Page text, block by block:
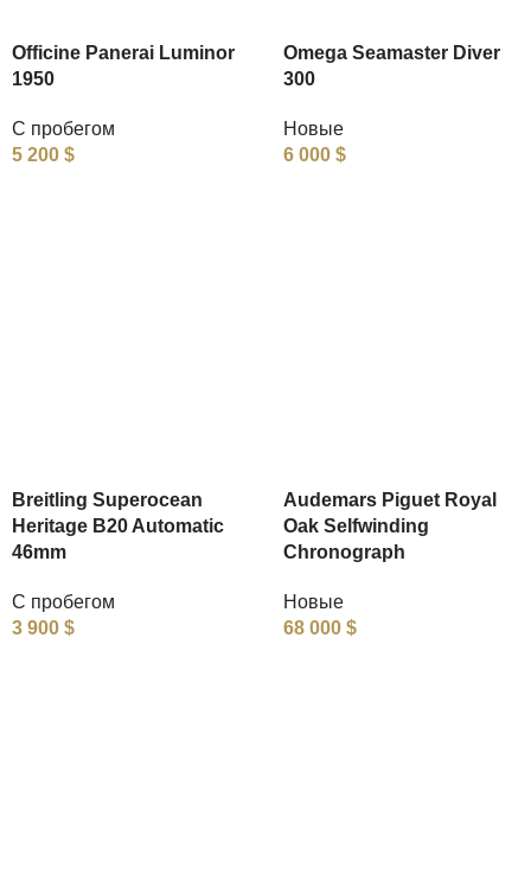
Officine Panerai Luminor
1950
С пробегом
5 200 $
Omega Seamaster Diver
300
Новые
6 000 $
Breitling Superocean
Heritage B20 Automatic
46mm
С пробегом
3 900 $
Audemars Piguet Royal
Oak Selfwinding
Chronograph
Новые
68 000 $